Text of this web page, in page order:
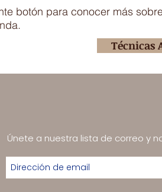
botón para conocer más
Técnicas
Únete a nuestra lista de correo y